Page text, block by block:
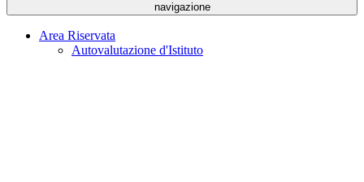
navigazione
Area Riservata
Autovalutazione d'Istituto